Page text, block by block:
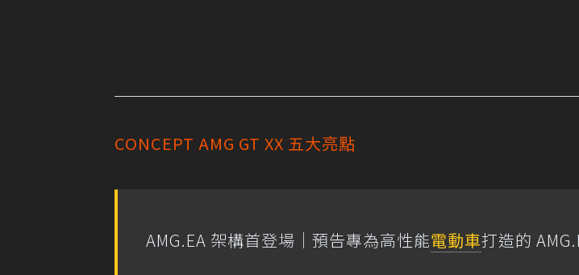
CONCEPT AMG GT XX 五大亮點
AMG.EA 架構首登場｜預告專為高性能電動車打造的